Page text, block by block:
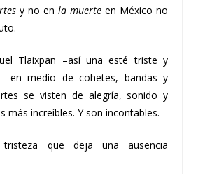
y no enla muerte en México no
Tlaixpan –así una esté triste y
en medio de cohetes, bandas y
se visten de alegría, sonido y
más increíbles. Y son incontables.
que deja una ausencia